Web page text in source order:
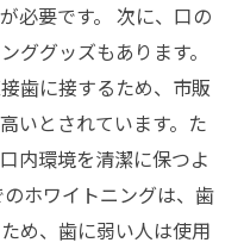
必要です。 次に、口の
ググッズもあります。
歯に接するため、市販
いとされています。た
内環境を清潔に保つよ
ホワイトニングは、歯
め、歯に弱い人は使用